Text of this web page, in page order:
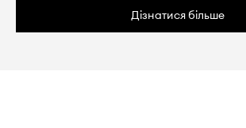
Дізнатися більше